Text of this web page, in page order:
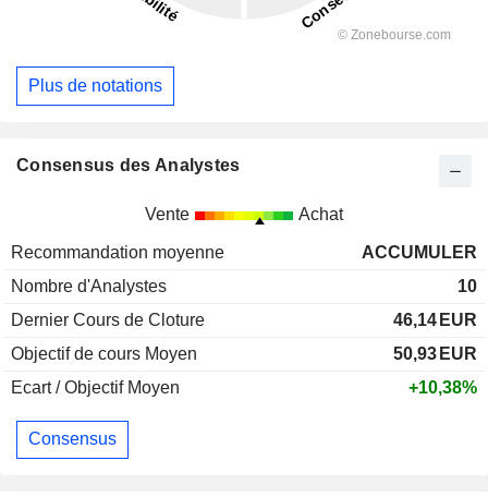
Plus de notations
Consensus des Analystes
Vente Achat
Recommandation moyenne
ACCUMULER
Nombre d'Analystes
10
Dernier Cours de Cloture
46,14 EUR
Objectif de cours Moyen
50,93 EUR
Ecart / Objectif Moyen
+10,38%
Consensus